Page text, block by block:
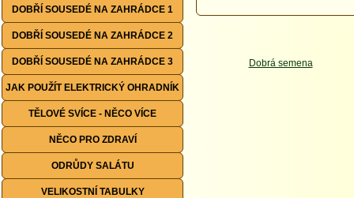
DOBŘÍ SOUSEDÉ NA ZAHRÁDCE 1
DOBŘÍ SOUSEDÉ NA ZAHRÁDCE 2
DOBŘÍ SOUSEDÉ NA ZAHRÁDCE 3
JAK POUŽÍT ELEKTRICKÝ OHRADNÍK
TĚLOVÉ SVÍCE - NĚCO VÍCE
NĚCO PRO ZDRAVÍ
ODRŮDY SALÁTU
VELIKOSTNÍ TABULKY